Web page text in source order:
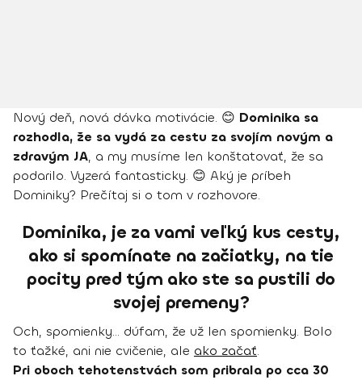
Nový deň, nová dávka motivácie. 😊 Dominika sa
rozhodla, že sa vydá za cestu za svojím novým a
zdravým JA, a my musíme len konštatovať, že sa
podarilo. Vyzerá fantasticky. 😊 Aký je príbeh
Dominiky? Prečítaj si o tom v rozhovore.
Dominika, je za vami veľký kus cesty,
ako si spomínate na začiatky, na tie
pocity pred tým ako ste sa pustili do
svojej premeny?
Och, spomienky... dúfam, že už len spomienky. Bolo
to ťažké, ani nie cvičenie, ale ako začať.
Pri oboch tehotenstvách som pribrala po cca 30